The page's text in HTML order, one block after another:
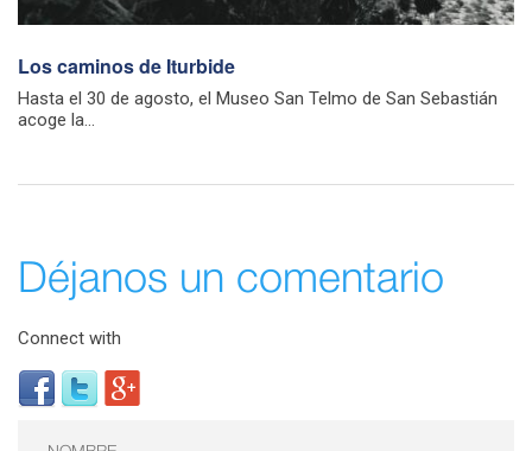
Los caminos de Iturbide
Hasta el 30 de agosto, el Museo San Telmo de San Sebastián
acoge la...
Déjanos un comentario
Connect with